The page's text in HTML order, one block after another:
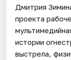
Дмитрия
проекта
истории
выстрела,